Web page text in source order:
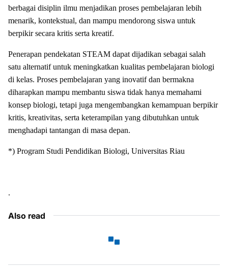
berbagai disiplin ilmu menjadikan proses pembelajaran lebih
menarik, kontekstual, dan mampu mendorong siswa untuk
berpikir secara kritis serta kreatif.
Penerapan pendekatan STEAM dapat dijadikan sebagai salah
satu alternatif untuk meningkatkan kualitas pembelajaran biologi
di kelas. Proses pembelajaran yang inovatif dan bermakna
diharapkan mampu membantu siswa tidak hanya memahami
konsep biologi, tetapi juga mengembangkan kemampuan berpikir
kritis, kreativitas, serta keterampilan yang dibutuhkan untuk
menghadapi tantangan di masa depan.
*) Program Studi Pendidikan Biologi, Universitas Riau
.
Also read